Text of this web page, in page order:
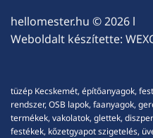
hellomester.hu © 2026 l
Weboldalt készítette:
tüzép Kecskemét, építőanyagok,
rendszer, OSB lapok, faanyagok,
termékek, vakolatok, glettek,
festékek, kőzetgyapot szigetelés,